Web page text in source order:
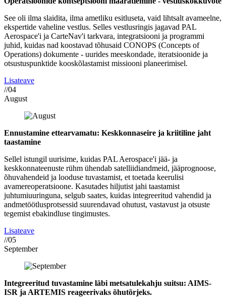
See oli ilma slaidita, ilma ametliku esitluseta, vaid lihtsalt avameelne,
ekspertide vaheline vestlus. Selles vestlusringis jagavad PAL
Aerospace'i ja CarteNav'i tarkvara, integratsiooni ja programmi
juhid, kuidas nad koostavad tõhusaid CONOPS (Concepts of
Operations) dokumente - uurides meeskondade, iteratsioonide ja
otsustuspunktide kooskõlastamist missiooni planeerimisel.
Lisateave
//04
August
Ennustamine ettearvamatu: Keskkonnaseire ja kriitiline jaht
taastamine
Sellel istungil uurisime, kuidas PAL Aerospace'i jää- ja
keskkonnateenuste rühm ühendab satelliidiandmeid, jääprognoose,
õhuvahendeid ja looduse tuvastamist, et toetada keerulisi
avamereoperatsioone. Kasutades hiljutist jahi taastamist
juhtumiuuringuna, selgub saates, kuidas integreeritud vahendid ja
andmetöötlusprotsessid suurendavad ohutust, vastavust ja otsuste
tegemist ebakindluse tingimustes.
Lisateave
//05
September
Integreeritud tuvastamine läbi metsatulekahju suitsu: AIMS-
ISR ja ARTEMIS reageerivaks õhutõrjeks.